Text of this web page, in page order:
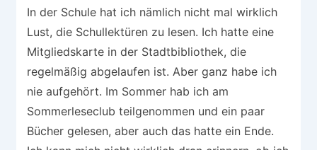
In der Schule hat ich nämlich nicht mal wirklich
Lust, die Schullektüren zu lesen. Ich hatte eine
Mitgliedskarte in der Stadtbibliothek, die
regelmäßig abgelaufen ist. Aber ganz habe ich
nie aufgehört. Im Sommer hab ich am
Sommerleseclub teilgenommen und ein paar
Bücher gelesen, aber auch das hatte ein Ende.